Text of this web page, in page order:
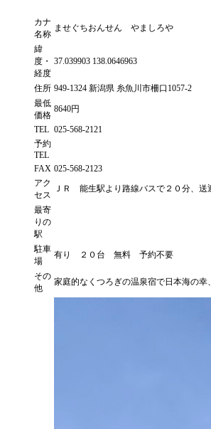
カナ
名称
ませぐちおんせん やましろや
緯
度・
経度
37.039903 138.0646963
住所 949-1324 新潟県 糸魚川市柵口1057-2
最低
価格
8640円
TEL 025-568-2121
予約
TEL
FAX 025-568-2123
アク
セス
ＪＲ 能生駅より路線バスで２０分、送
最寄
りの
駅
駐車
場
有り ２０台 無料 予約不要
その
他
家庭的なくつろぎの温泉宿で日本海の幸